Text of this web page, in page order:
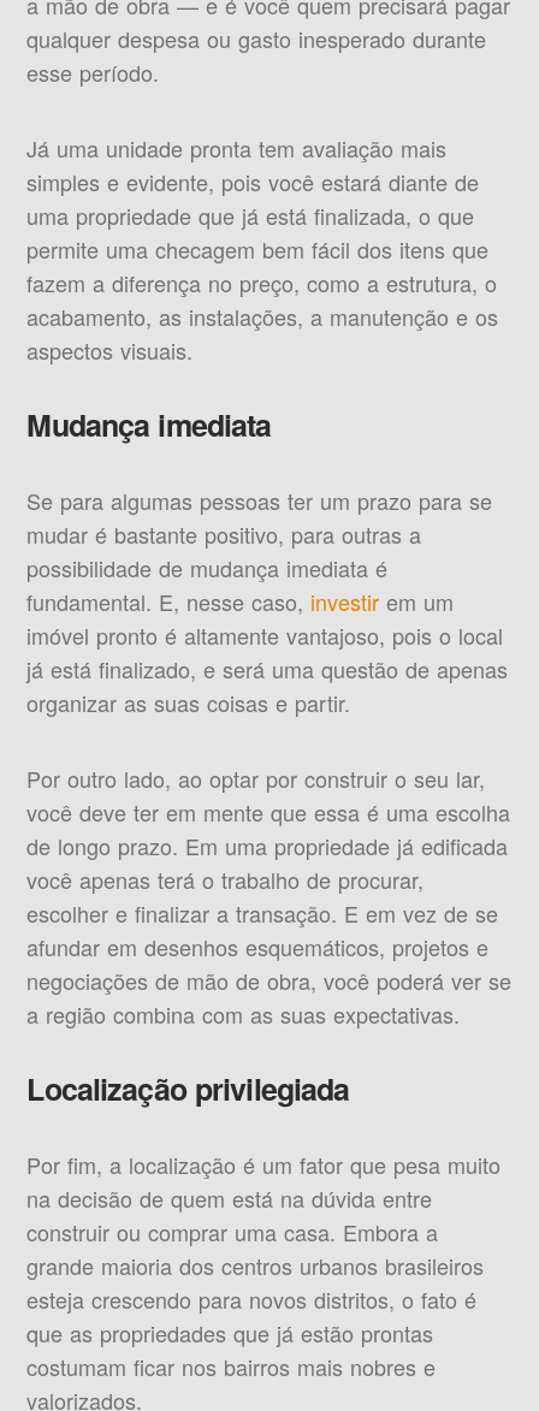
qualquer despesa ou gasto inesperado durante
esse período.
Já uma unidade pronta tem avaliação mais
simples e evidente, pois você estará diante de
uma propriedade que já está finalizada, o que
permite uma checagem bem fácil dos itens que
fazem a diferença no preço, como a estrutura, o
acabamento, as instalações, a manutenção e os
aspectos visuais.
Mudança imediata
Se para algumas pessoas ter um prazo para se
mudar é bastante positivo, para outras a
possibilidade de mudança imediata é
fundamental. E, nesse caso, investir em um
imóvel pronto é altamente vantajoso, pois o local
já está finalizado, e será uma questão de apenas
organizar as suas coisas e partir.
Por outro lado, ao optar por construir o seu lar,
você deve ter em mente que essa é uma escolha
de longo prazo. Em uma propriedade já edificada
você apenas terá o trabalho de procurar,
escolher e finalizar a transação. E em vez de se
afundar em desenhos esquemáticos, projetos e
negociações de mão de obra, você poderá ver se
a região combina com as suas expectativas.
Localização privilegiada
Por fim, a localização é um fator que pesa muito
na decisão de quem está na dúvida entre
construir ou comprar uma casa. Embora a
grande maioria dos centros urbanos brasileiros
esteja crescendo para novos distritos, o fato é
que as propriedades que já estão prontas
costumam ficar nos bairros mais nobres e
valorizados.